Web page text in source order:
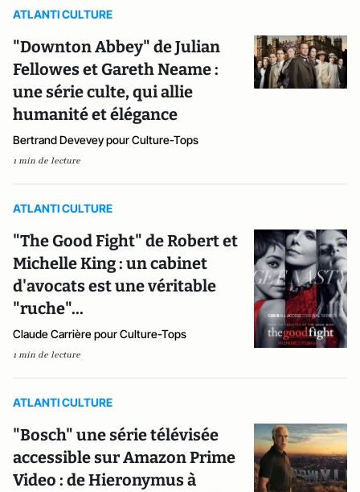
ATLANTI CULTURE
"Downton Abbey" de Julian
Fellowes et Gareth Neame :
une série culte, qui allie
humanité et élégance
Bertrand Devevey pour Culture-Tops
1 min de lecture
ATLANTI CULTURE
"The Good Fight" de Robert et
Michelle King : un cabinet
d'avocats est une véritable
"ruche"...
Claude Carrière pour Culture-Tops
1 min de lecture
ATLANTI CULTURE
"Bosch" une série télévisée
accessible sur Amazon Prime
Video : de Hieronymus à